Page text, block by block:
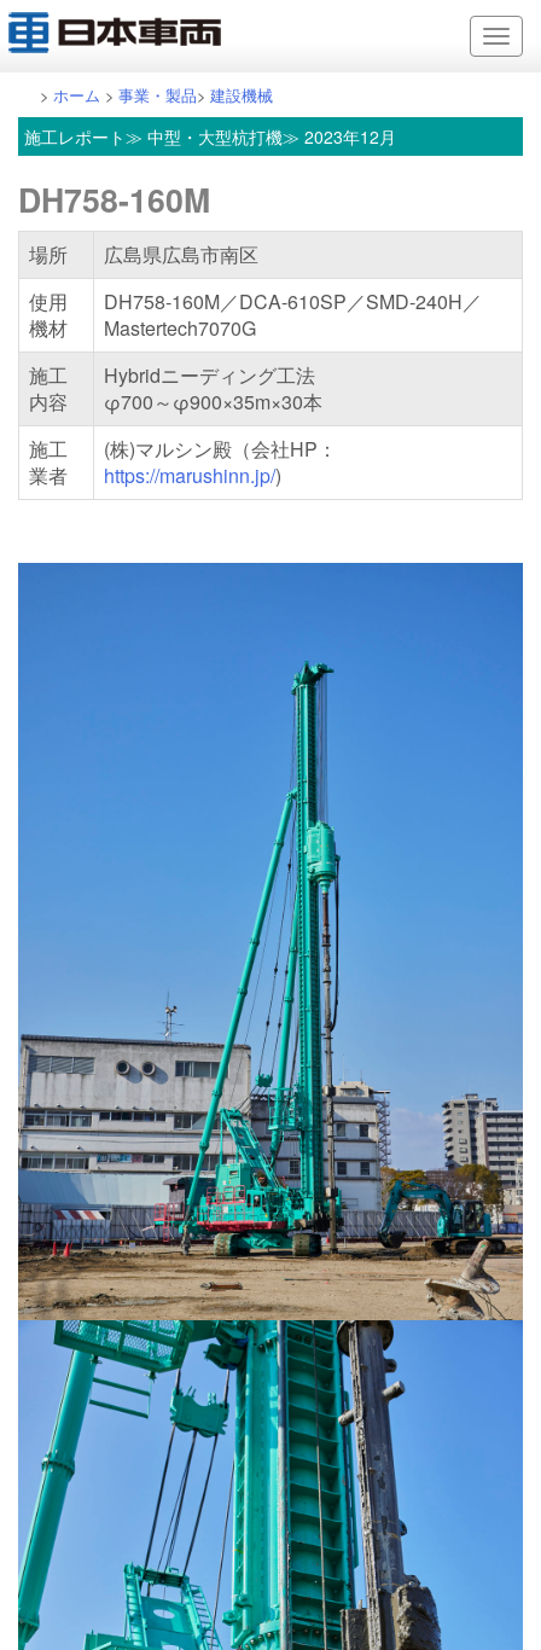
> ホーム > 事業・製品> 建設機械
施工レポート≫ 中型・大型杭打機≫ 2023年12月
DH758-160M
場所
広島県広島市南区
使用
機材
DH758-160M／DCA-610SP／SMD-240H／
Mastertech7070G
施工
内容
Hybridニーディング工法
φ700～φ900×35m×30本
施工
業者
(株)マルシン殿（会社HP：
https://marushinn.jp/)